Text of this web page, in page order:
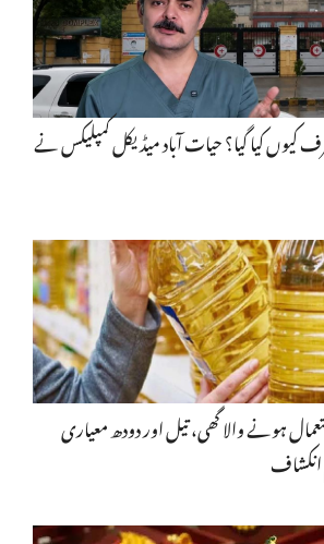
کیوں کیا گیا؟ حیات آباد میڈیکل کمپلیکس نے
ہونے والا گھی، تیل اور دودھ معیاری